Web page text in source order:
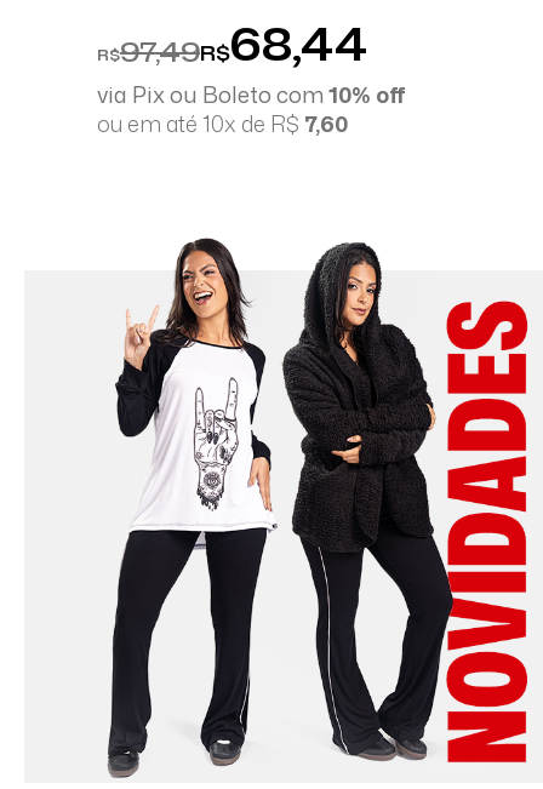
R$97,49R$68,44
via Pix ou Boleto com10% off
ou em até 10x de R$ 7,60